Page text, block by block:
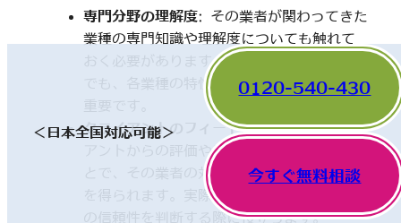
専門分野の理解度: その業者が関わってきた
業種の専門知識や理解度についても触れて
おく必要があります。一見、異なった分野
でも、各業種の特性を理解していることが
クライアントのフィードバック: 他のクライ
アントからの評価やレビューを確認するこ
とで、その業者の対応や成果に関する情報
を得られます。実際の利用者の声は、業者
の信頼性を判断する際に役立ちます。
＜日本全国対応可能＞
0120-540-430
今すぐ無料相談